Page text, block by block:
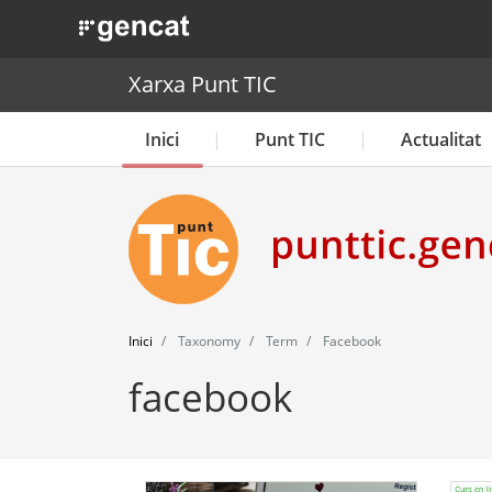
. Obre en una nova finestra.
Xarxa Punt TIC
Inici Punt TIC Actualitat
Inici Taxonomy Term Facebook
facebook